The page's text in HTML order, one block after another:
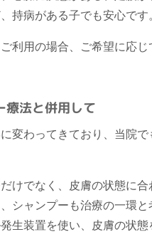
持病がある子でも安心です
利用の場合、ご希望に応
療法と併用して
変わってきており、当院
けでなく、皮膚の状態に
シャンプーも治療の一環
生装置を使い、皮膚の状